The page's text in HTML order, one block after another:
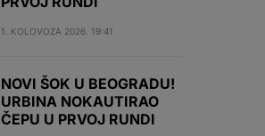
1. KOLOVOZA 2026. 19:41
NOVI ŠOK U BEOGRADU!
URBINA NOKAUTIRAO
ČEPU U PRVOJ RUNDI